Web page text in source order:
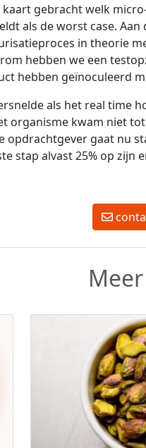
kaart gebracht welk
als de worst case.
in theorie
hebben we een
hebben geïnoculeerd
als het real time
organisme kwam niet
opdrachtgever gaat nu
stap alvast 25% op zijn